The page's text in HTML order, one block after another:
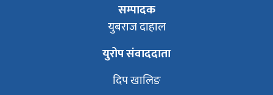
सम्पादक
युबराज दाहाल
युरोप संवाददाता
दिप खालिङ